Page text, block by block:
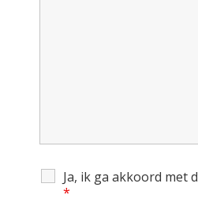
Ja, ik ga akkoord met
*